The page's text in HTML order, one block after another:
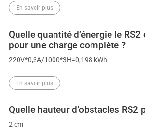
En savoir plus
Quelle quantité d’énergie le
pour une charge complète ?
220V*0,3A/1000*3H=0,198 kWh
En savoir plus
Quelle hauteur d’obstacles RS2
2 cm